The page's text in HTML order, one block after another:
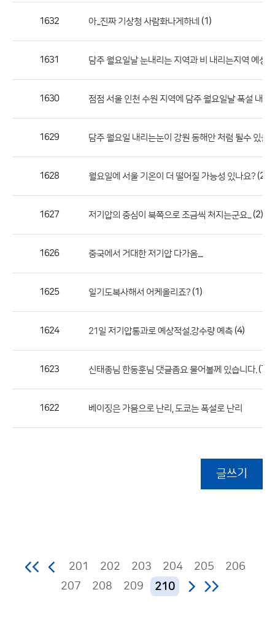
호,
록
공
1632 아...진짜 기상청 사람화나게하네 (1)
1631 담주 월요일날 눈내리는 지역과 비 내리는지역 예상
1630 점점 서울 인천 수원 지역에 담주 월요일날 폭설 내릴
1629 담주 월요일 내리는눈이 강원 동해안 처럼 될수 있을
1628 월요일에 서울 기온이 더 떨어질 가능성 있나요? (2)
1627 저기압의 중심이 북쪽으로 조금씩 처지는군요... (2)
1626 중국에서 거대한 저기압 다가옴....
1625 일기도복사해서 어케올리죠? (1)
1624 21일 저기압통과로 예상적설.강수량 예측 (4)
1623 신태종님 한동훈님 댓글좀요 물어볼께 있습니다. (7)
1622 베이징은 가뭄으로 난리, 도쿄는 폭설로 난리
글쓰기
201 202 203 204 205
206
207
208 209 210